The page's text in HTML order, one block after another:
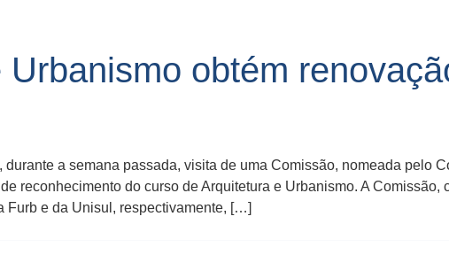
obtém
a semana passada, visita de uma Comissão, nomeada pelo
reconhecimento do curso de Arquitetura e Urbanismo. A
Furb e da Unisul, respectivamente, […]